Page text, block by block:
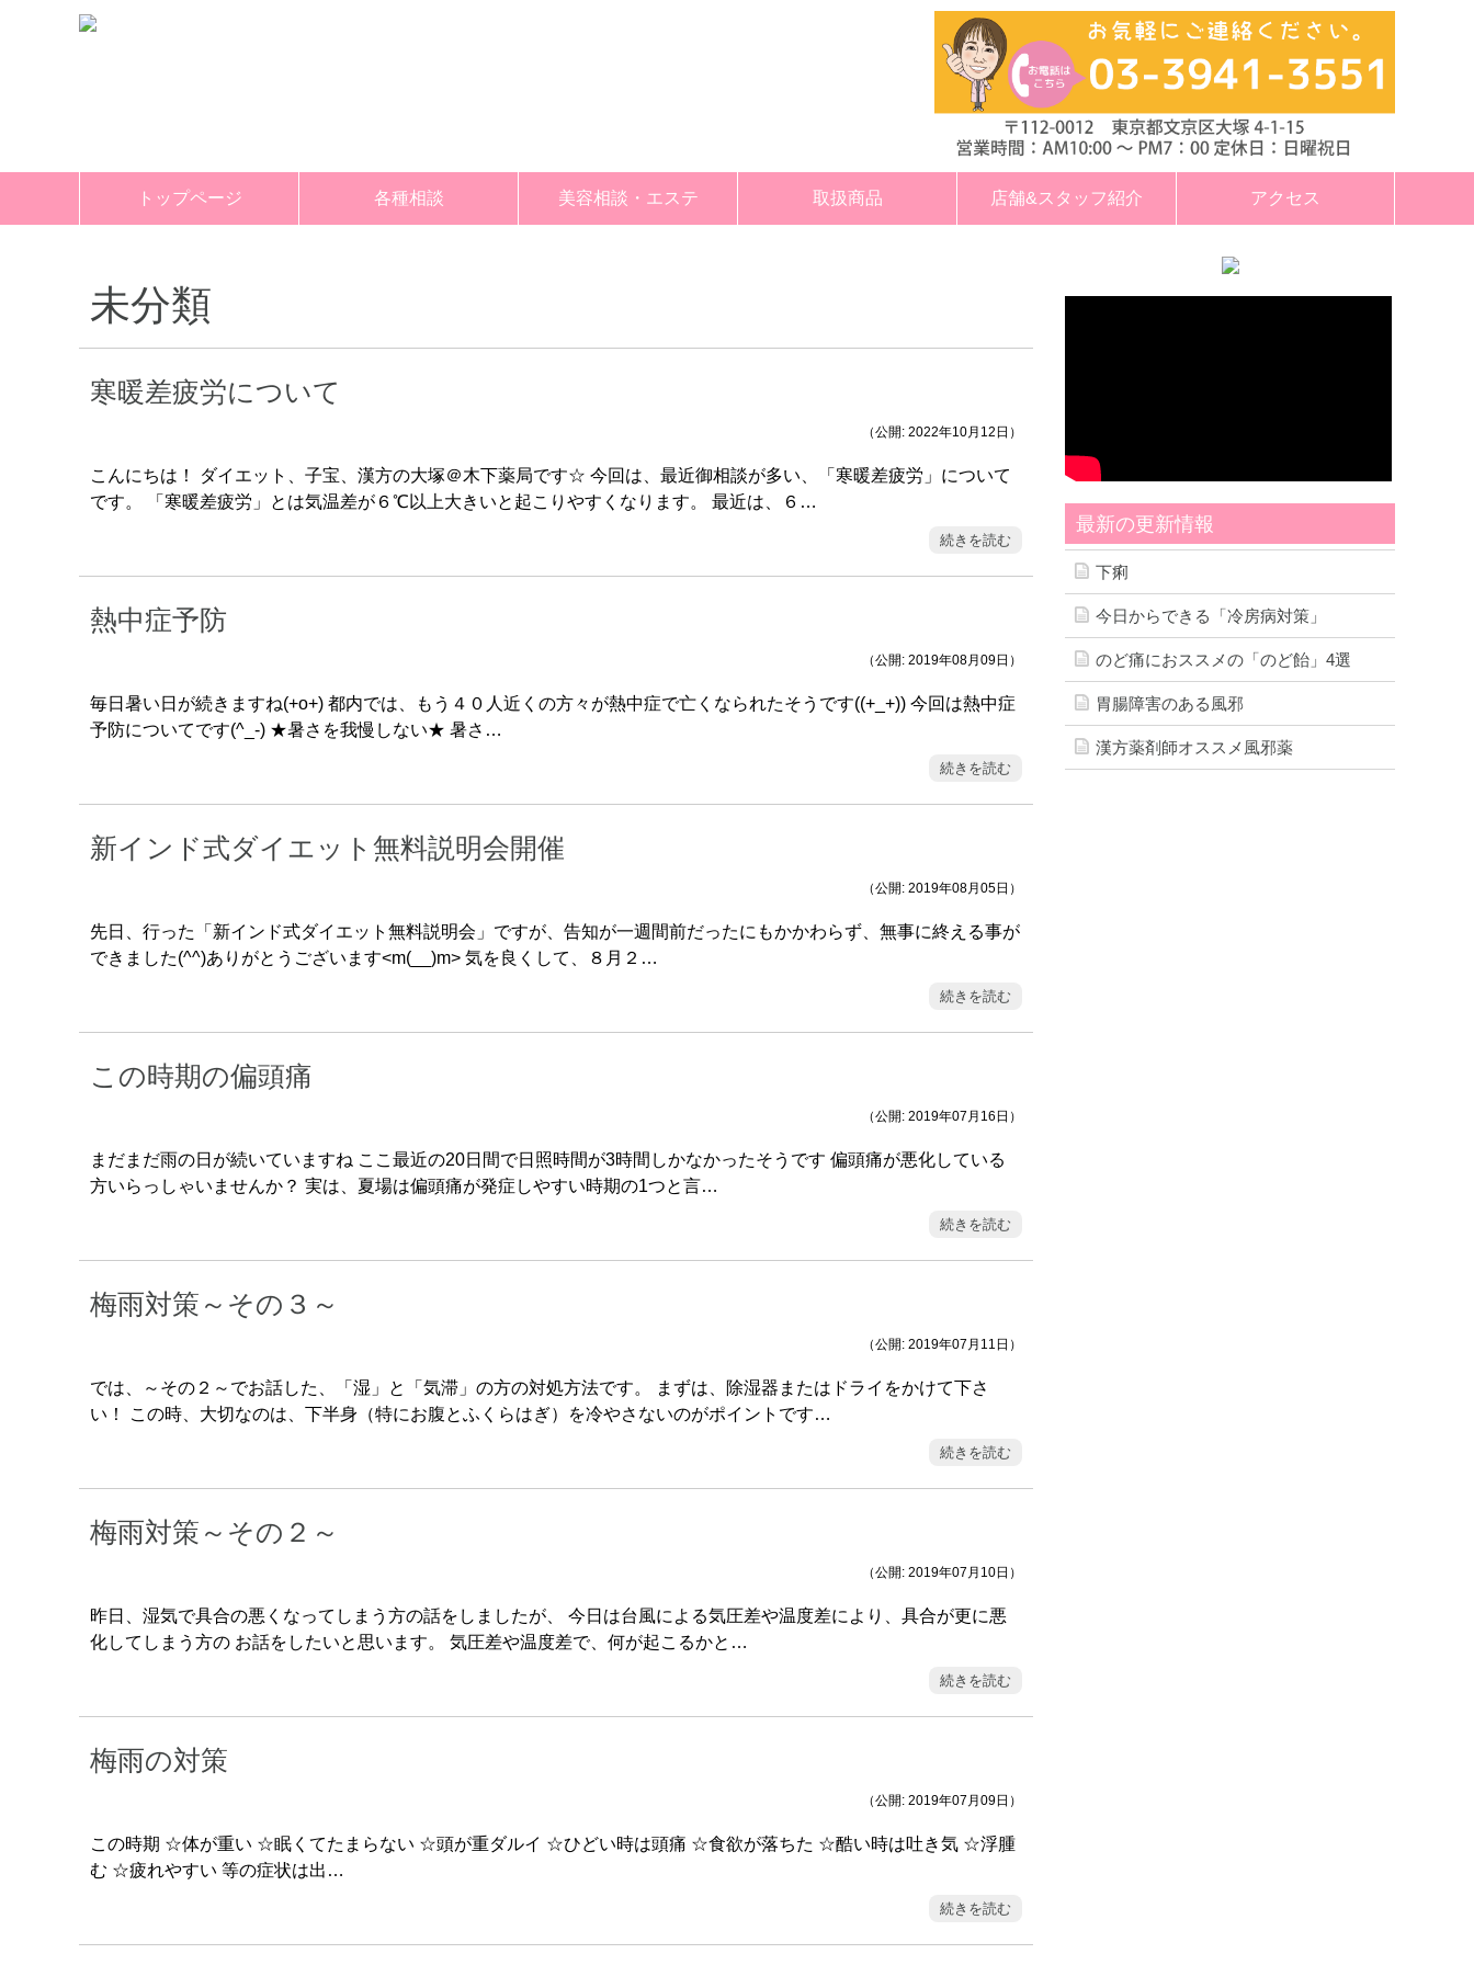
トップページ 各種相談 美容相談・エステ 取扱商品 店舗&スタッフ紹介 アクセス
未分類
寒暖差疲労について
（公開: 2022年10月12日）
こんにちは！ ダイエット、子宝、漢方の大塚＠木下薬局です☆ 今回は、最近御相談が多い、「寒暖差疲労」について
です。 「寒暖差疲労」とは気温差が６℃以上大きいと起こりやすくなります。 最近は、６…
続きを読む
熱中症予防
（公開: 2019年08月09日）
毎日暑い日が続きますね(+o+) 都内では、もう４０人近くの方々が熱中症で亡くなられたそうです((+_+)) 今回は熱中症
予防についてです(^_-) ★暑さを我慢しない★ 暑さ…
続きを読む
新インド式ダイエット無料説明会開催
（公開: 2019年08月05日）
先日、行った「新インド式ダイエット無料説明会」ですが、告知が一週間前だったにもかかわらず、無事に終える事が
できました(^^)ありがとうございます<m(__)m> 気を良くして、８月２…
続きを読む
この時期の偏頭痛
（公開: 2019年07月16日）
まだまだ雨の日が続いていますね ここ最近の20日間で日照時間が3時間しかなかったそうです 偏頭痛が悪化している
方いらっしゃいませんか？ 実は、夏場は偏頭痛が発症しやすい時期の1つと言…
続きを読む
梅雨対策～その３～
（公開: 2019年07月11日）
では、～その２～でお話した、「湿」と「気滞」の方の対処方法です。 まずは、除湿器またはドライをかけて下さ
い！ この時、大切なのは、下半身（特にお腹とふくらはぎ）を冷やさないのがポイントです…
続きを読む
梅雨対策～その２～
（公開: 2019年07月10日）
昨日、湿気で具合の悪くなってしまう方の話をしましたが、 今日は台風による気圧差や温度差により、具合が更に悪
化してしまう方の お話をしたいと思います。 気圧差や温度差で、何が起こるかと…
続きを読む
梅雨の対策
（公開: 2019年07月09日）
この時期 ☆体が重い ☆眠くてたまらない ☆頭が重ダルイ ☆ひどい時は頭痛 ☆食欲が落ちた ☆酷い時は吐き気 ☆浮腫
む ☆疲れやすい 等の症状は出…
続きを読む
最新の更新情報
下痢
今日からできる「冷房病対策」
のど痛におススメの「のど飴」4選
胃腸障害のある風邪
漢方薬剤師オススメ風邪薬